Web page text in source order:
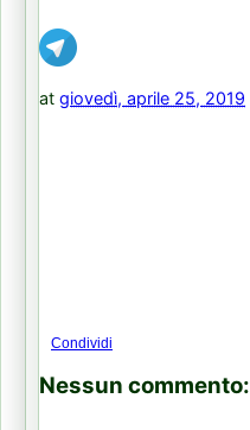
at giovedì, aprile 25, 2019
Condividi
Nessun commento: